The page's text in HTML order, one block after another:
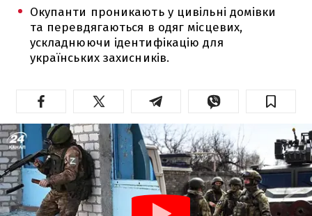
Окупанти проникають у цивільні домівки
та перевдягаються в одяг місцевих,
ускладнюючи ідентифікацію для
українських захисників.